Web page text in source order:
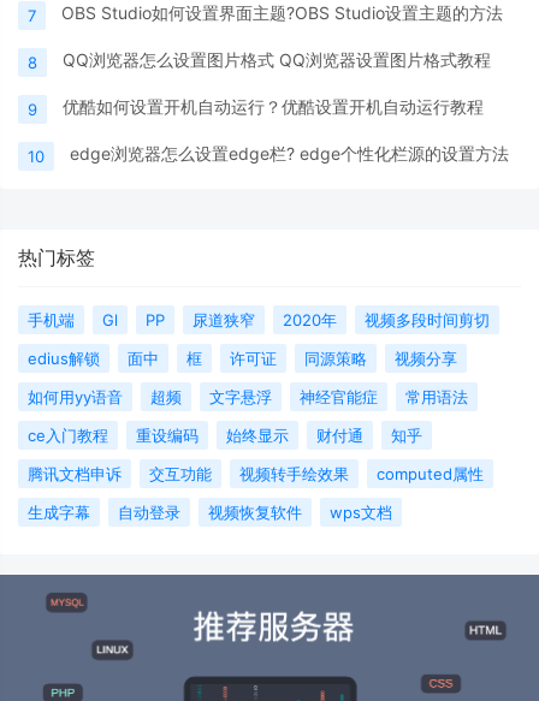
7 OBS Studio如何设置界面主题?OBS Studio设置主题的方法
8 QQ浏览器怎么设置图片格式 QQ浏览器设置图片格式教程
9 优酷如何设置开机自动运行？优酷设置开机自动运行教程
10 edge浏览器怎么设置edge栏? edge个性化栏源的设置方法
热门标签
手机端 Gl PP 尿道狭窄 2020年
视频多段时间剪切
edius解锁
面中 框 许可证 同源策略
视频分享
如何用yy语音
超频 文字悬浮 神经官能症
常用语法
ce入门教程
重设编码 始终显示 财付通
知乎
腾讯文档申诉
交互功能 视频转手绘效果
computed属性
生成字幕
自动登录 视频恢复软件 wps文档